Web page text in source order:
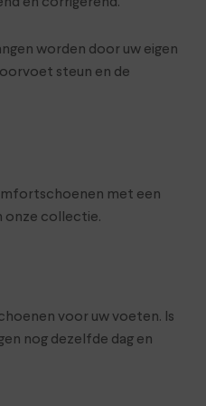
worden door uw eigen
steun en de
met een
onze collectie.
voor uw voeten. Is
nog dezelfde dag en